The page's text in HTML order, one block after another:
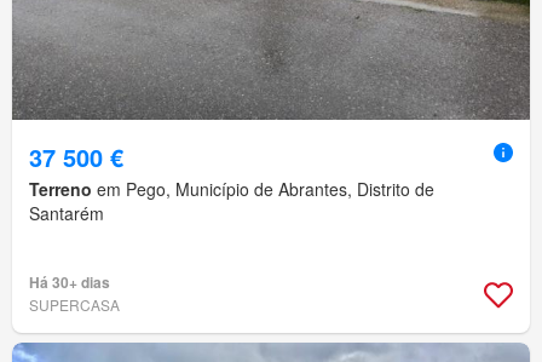
37 500 €
Terreno em Pego, Município de Abrantes, Distrito de
Santarém
Há 30+ dias
SUPERCASA